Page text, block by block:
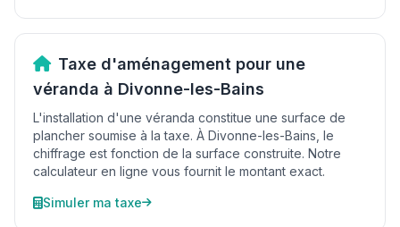
Taxe d'aménagement pour une
véranda à Divonne-les-Bains
L'installation d'une véranda constitue une surface de
plancher soumise à la taxe. À Divonne-les-Bains, le
chiffrage est fonction de la surface construite. Notre
calculateur en ligne vous fournit le montant exact.
Simuler ma taxe